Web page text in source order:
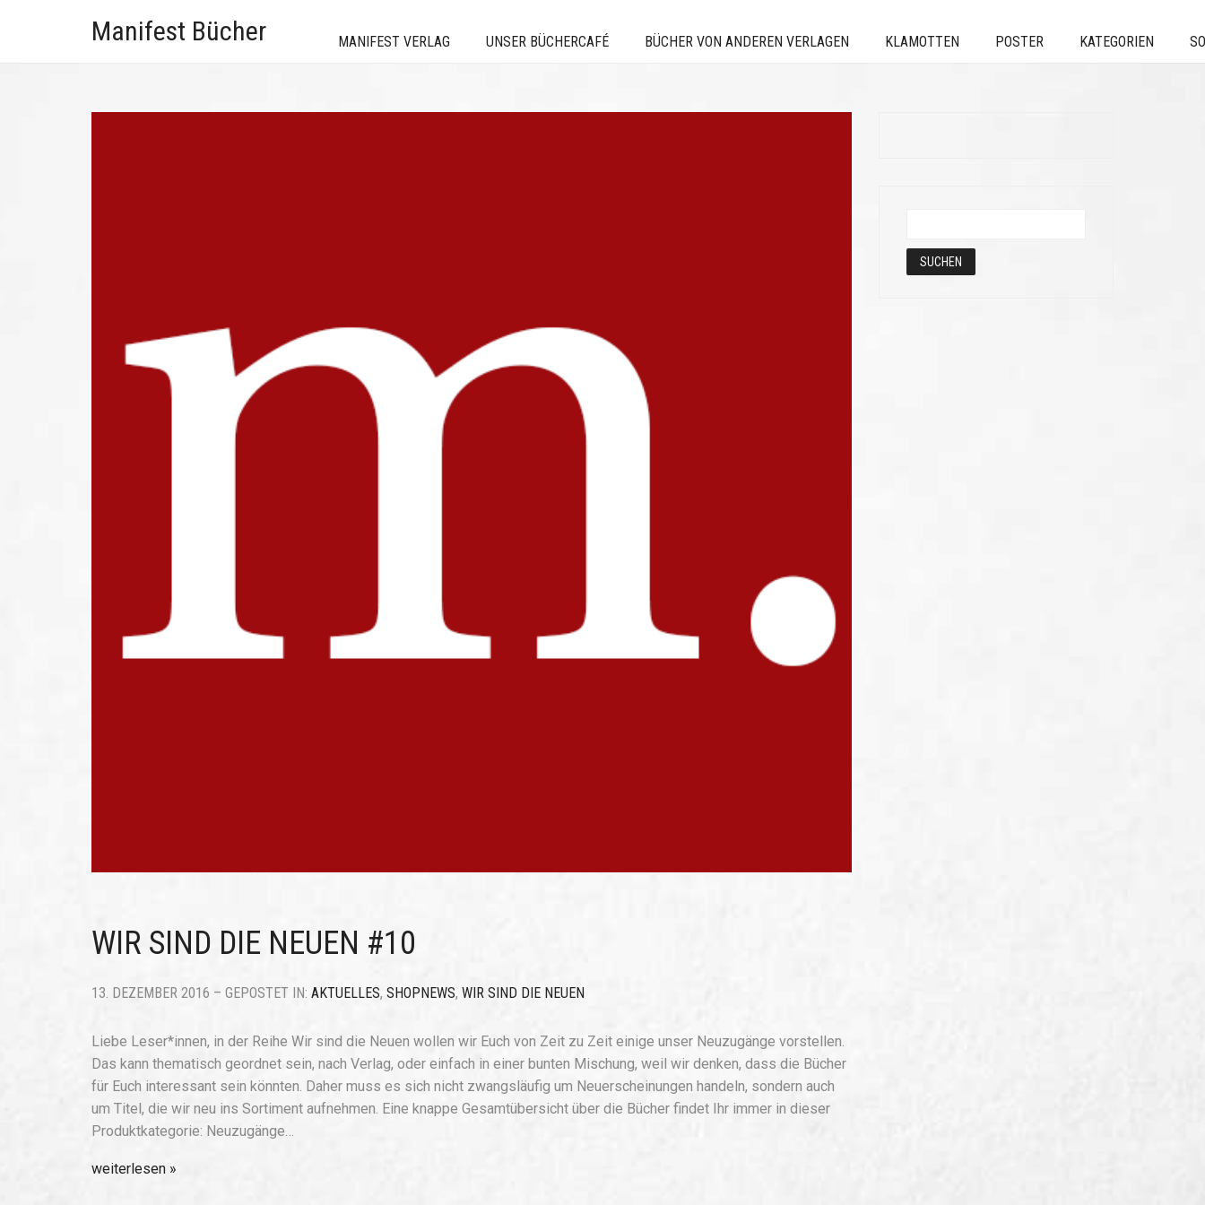
Manifest Bücher MANIFEST VERLAG UNSER BÜCHERCAFÉ BÜCHER VON ANDEREN VERLAGEN KLAMOTTEN POSTER KATEGORIEN
WIR SIND DIE NEUEN #10
13. DEZEMBER 2016 – GEPOSTET IN: AKTUELLES, SHOPNEWS, WIR SIND DIE NEUEN
Liebe Leser*innen, in der Reihe Wir sind die Neuen wollen wir Euch von Zeit zu Zeit einige unser Neuzugänge vorstellen.
Das kann thematisch geordnet sein, nach Verlag, oder einfach in einer bunten Mischung, weil wir denken, dass die Bücher
für Euch interessant sein könnten. Daher muss es sich nicht zwangsläufig um Neuerscheinungen handeln, sondern auch
um Titel, die wir neu ins Sortiment aufnehmen. Eine knappe Gesamtübersicht über die Bücher findet Ihr immer in dieser
Produktkategorie: Neuzugänge…
weiterlesen